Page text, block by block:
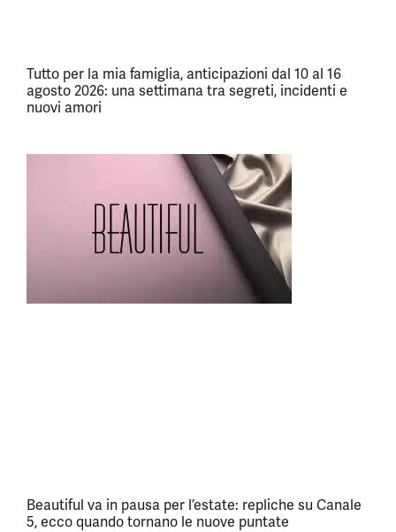
Tutto per la mia famiglia, anticipazioni dal 10 al 16
agosto 2026: una settimana tra segreti, incidenti e
nuovi amori
Beautiful va in pausa per l’estate: repliche su Canale
5, ecco quando tornano le nuove puntate